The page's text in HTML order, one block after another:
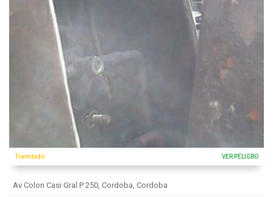
Tramitado VER PELIGRO
Av Colon Casi Gral P 250, Cordoba, Cordoba